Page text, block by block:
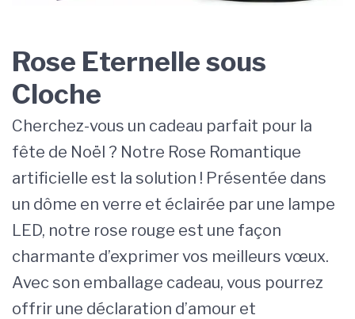
Rose Eternelle sous
Cloche
Cherchez-vous un cadeau parfait pour la
fête de Noël ? Notre Rose Romantique
artificielle est la solution ! Présentée dans
un dôme en verre et éclairée par une lampe
LED, notre rose rouge est une façon
charmante d’exprimer vos meilleurs vœux.
Avec son emballage cadeau, vous pourrez
offrir une déclaration d’amour et